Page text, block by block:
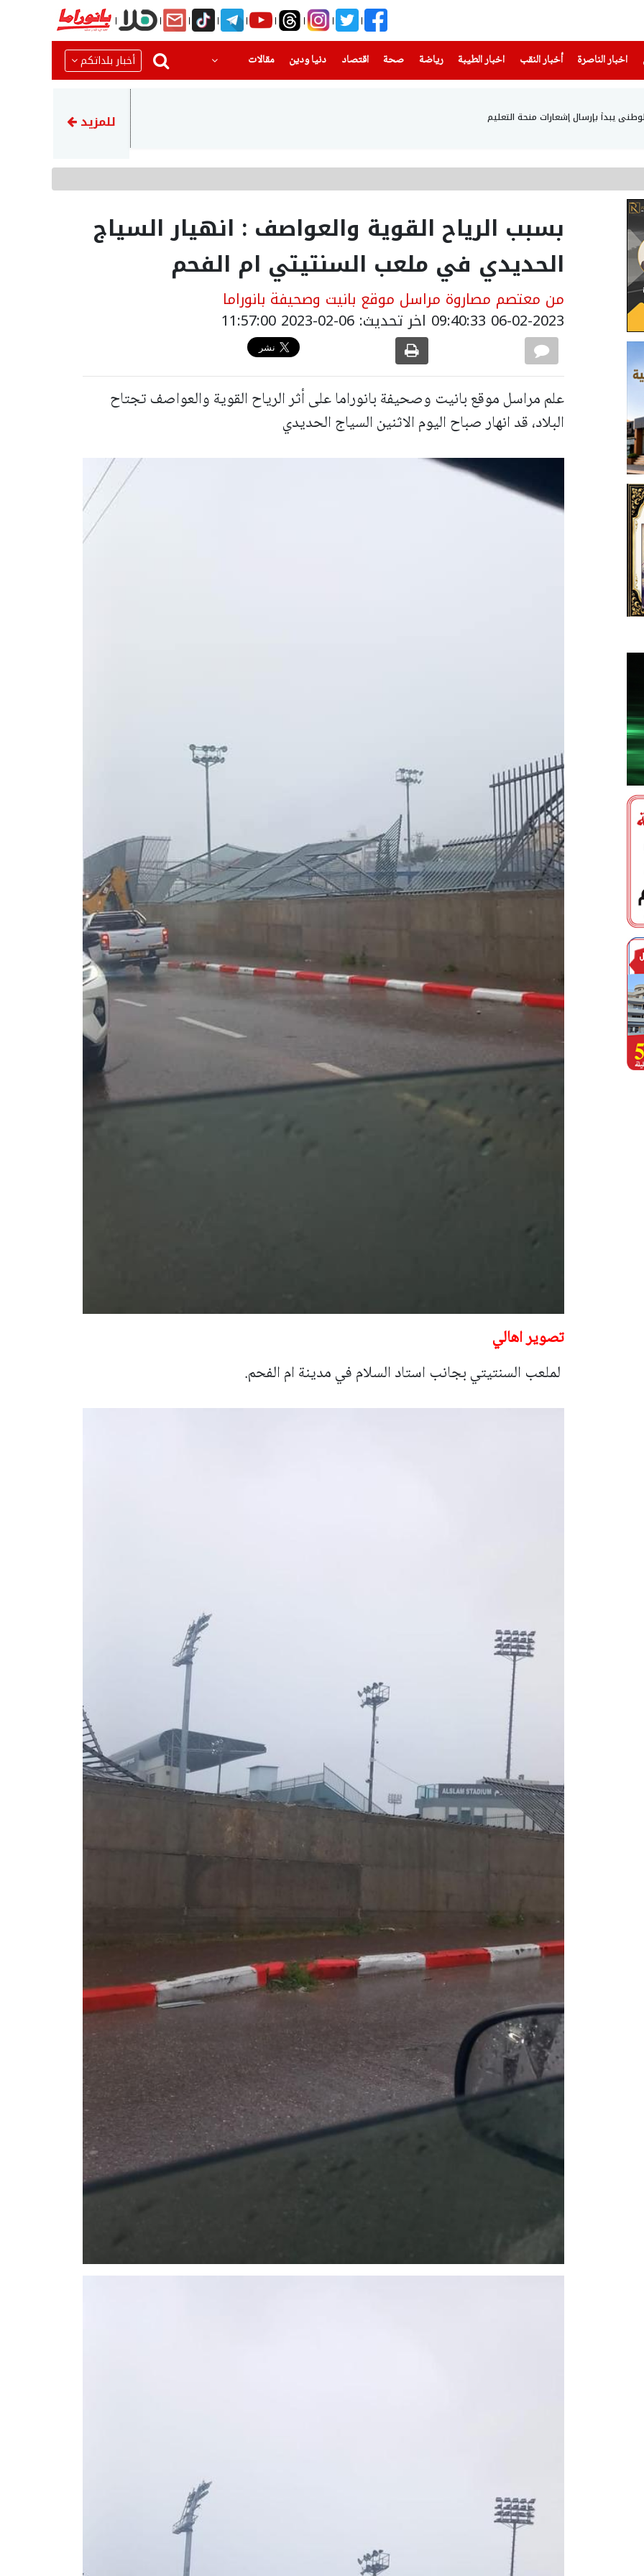
اخبار الناصرة
(current) أخبار النقب اخبار الطيبة(current) رياضة
(current) صحة(current) اقتصاد دنيا ودين
(current) مقالات أخبار بلداتكم
يبدأ بإرسال إشعارات منحة التعليم انطلاق التحضير لبناء
للمزيد
بسبب الرياح القوية والعواصف : انهيار السياج
الحديدي في ملعب السنتيتي ام الفحم
من معتصم مصاروة مراسل موقع بانيت وصحيفة بانوراما
06-02-2023 09:40:33 اخر تحديث: 06-02-2023 11:57:00
علم مراسل موقع بانيت وصحيفة بانوراما على أثر الرياح القوية والعواصف تجتاح
البلاد، قد انهار صباح اليوم الاثنين السياج الحديدي
تصوير اهالي
لملعب السنتيتي بجانب استاد السلام في مدينة ام الفحم.